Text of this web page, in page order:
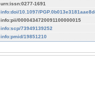
urn:issn:0277-1691
info:doi/10.1097/
info:pii/0000434720091100000015
info:scp/73949139252
info:pmid/19851210